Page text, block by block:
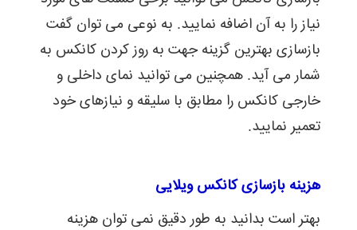
نیاز را به آن اضافه نمایید. به نوعی می توان گفت
بازسازی بهترین گزینه جهت به روز کردن کانکس به
شمار می آید. همچنین می توانید نمای داخلی و
خارجی کانکس را مطابق با سلیقه و نیازهای خود
تعمیر نمایید.
هزینه بازسازی کانکس ویلایی
بهتر است بدانید به طور دقیق نمی توان هزینه